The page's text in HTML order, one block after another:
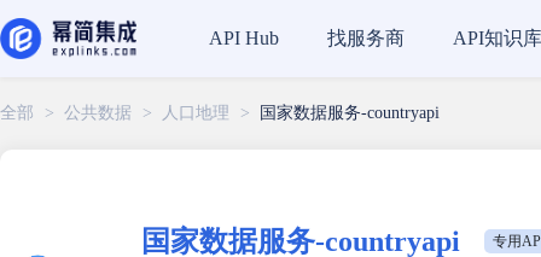
API Hub 找服务商 API知识库
全部 > 公共数据 > 人口地理 > 国家数据服务-countryapi
国家数据服务-countryapi 专用